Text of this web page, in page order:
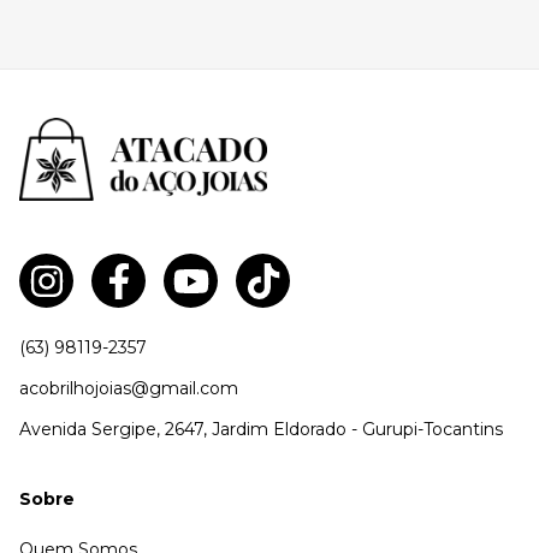
(63) 98119-2357
acobrilhojoias@gmail.com
Avenida Sergipe, 2647, Jardim Eldorado - Gurupi-Tocantins
Sobre